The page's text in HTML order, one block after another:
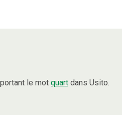
le mot quart dans Usito.